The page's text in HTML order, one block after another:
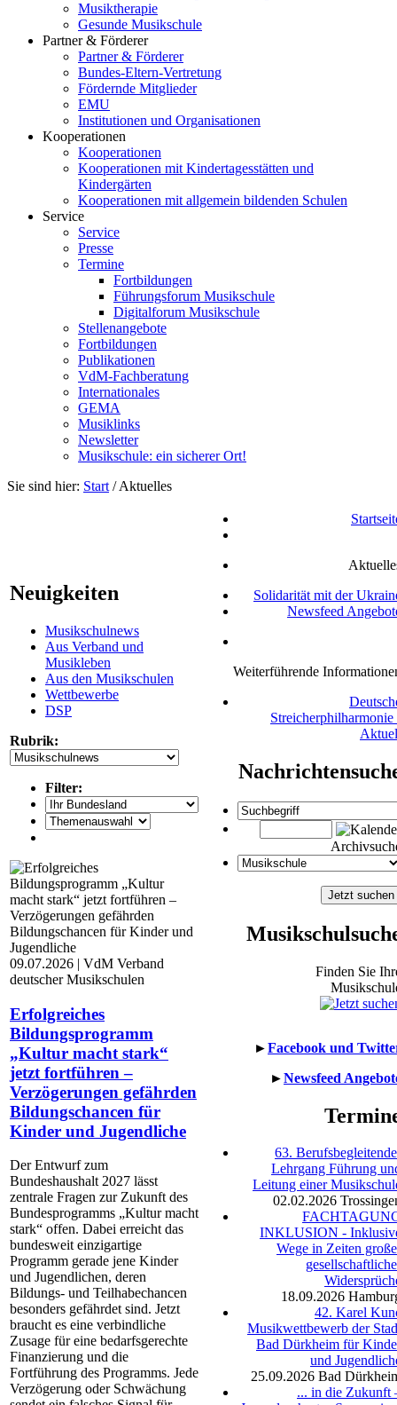
Musiktherapie
Gesunde Musikschule
Partner & Förderer
Partner & Förderer
Bundes-Eltern-Vertretung
Fördernde Mitglieder
EMU
Institutionen und Organisationen
Kooperationen
Kooperationen
Kooperationen mit Kindertagesstätten und
Kindergärten
Kooperationen mit allgemein bildenden Schulen
Service
Service
Presse
Termine
Fortbildungen
Führungsforum Musikschule
Digitalforum Musikschule
Stellenangebote
Fortbildungen
Publikationen
VdM-Fachberatung
Internationales
GEMA
Musiklinks
Newsletter
Musikschule: ein sicherer Ort!
Sie sind hier: Start /Aktuelles
Neuigkeiten
Musikschulnews
Aus Verband und
Musikleben
Aus den Musikschulen
Wettbewerbe
DSP
Rubrik:
Filter:
09.07.2026 | VdM Verband
deutscher Musikschulen
Erfolgreiches
Bildungsprogramm
„Kultur macht stark“
jetzt fortführen –
Verzögerungen gefährden
Bildungschancen für
Kinder und Jugendliche
Der Entwurf zum
Bundeshaushalt 2027 lässt
zentrale Fragen zur Zukunft des
Bundesprogramms „Kultur macht
stark“ offen. Dabei erreicht das
bundesweit einzigartige
Programm gerade jene Kinder
und Jugendlichen, deren
Bildungs- und Teilhabechancen
besonders gefährdet sind. Jetzt
braucht es eine verbindliche
Zusage für eine bedarfsgerechte
Finanzierung und die
Fortführung des Programms. Jede
Verzögerung oder Schwächung
Solidarität mit der
Newsfeed
Weiterführende
Streicherphilharmonie
Finden Sie
►Facebook und
►Newsfeed
63.
Lehrgang Führung
Leitung einer
02.02.2026
INKLUSION -
Wege in Zeiten
18.09.2026
42. Karel
Musikwettbewerb der
Bad Dürkheim für
und
25.09.2026 Bad
... in die Zukunft